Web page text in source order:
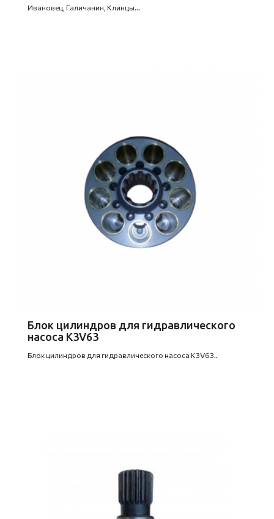
Ивановец, Галичанин, Клинцы...
Блок цилиндров для гидравлического
насоса K3V63
Блок цилиндров для гидравлического насоса K3V63..